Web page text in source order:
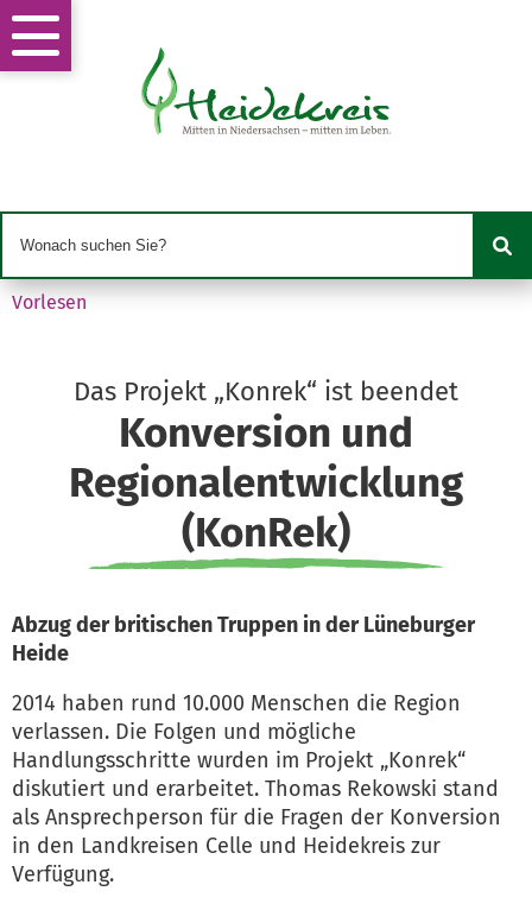
Vorlesen
Das Projekt „Konrek“ ist beendet
Konversion und
Regionalentwicklung
(KonRek)
Abzug der britischen Truppen in der Lüneburger
Heide
2014 haben rund 10.000 Menschen die Region
verlassen. Die Folgen und mögliche
Handlungsschritte wurden im Projekt „Konrek“
diskutiert und erarbeitet. Thomas Rekowski stand
als Ansprechperson für die Fragen der Konversion
in den Landkreisen Celle und Heidekreis zur
Verfügung.